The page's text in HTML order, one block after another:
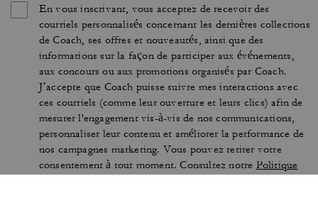
En vous inscrivant, vous acceptez de recevoir des
courriels personnalisés concernant les dernières collections
de Coach, ses offres et nouveautés, ainsi que des
informations sur la façon de participer aux événements,
aux concours ou aux promotions organisés par Coach.
J’accepte que Coach puisse suivre mes interactions avec
ces courriels (comme leur ouverture et leurs clics) afin de
mesurer l'engagement vis-à-vis de nos communications,
personnaliser leur contenu et améliorer la performance de
nos campagnes marketing. Vous pouvez retirer votre
consentement à tout moment. Consultez notre Politique